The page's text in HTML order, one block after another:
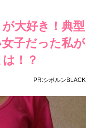
大好き！典型
子だった私が
！？
PR:シボルンBLACK